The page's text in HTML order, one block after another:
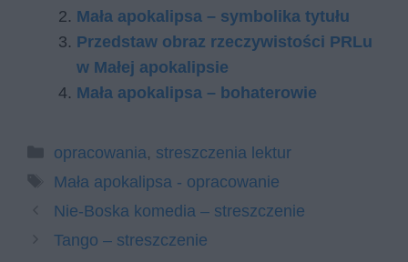
Mała apokalipsa – symbolika tytułu
Przedstaw obraz rzeczywistości PRLu
w Małej apokalipsie
Mała apokalipsa – bohaterowie
Kategorie
opracowania, streszczenia lektur
Tagi
Mała apokalipsa - opracowanie
Nie-Boska komedia – streszczenie
Tango – streszczenie